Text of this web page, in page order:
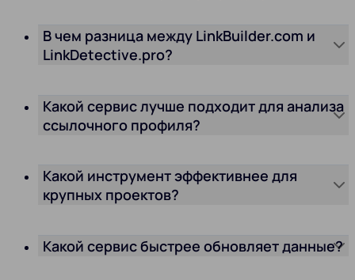
В чем разница между LinkBuilder.com и
LinkDetective.pro?
Какой сервис лучше подходит для анализа
ссылочного профиля?
Какой инструмент эффективнее для
крупных проектов?
Какой сервис быстрее обновляет данные?